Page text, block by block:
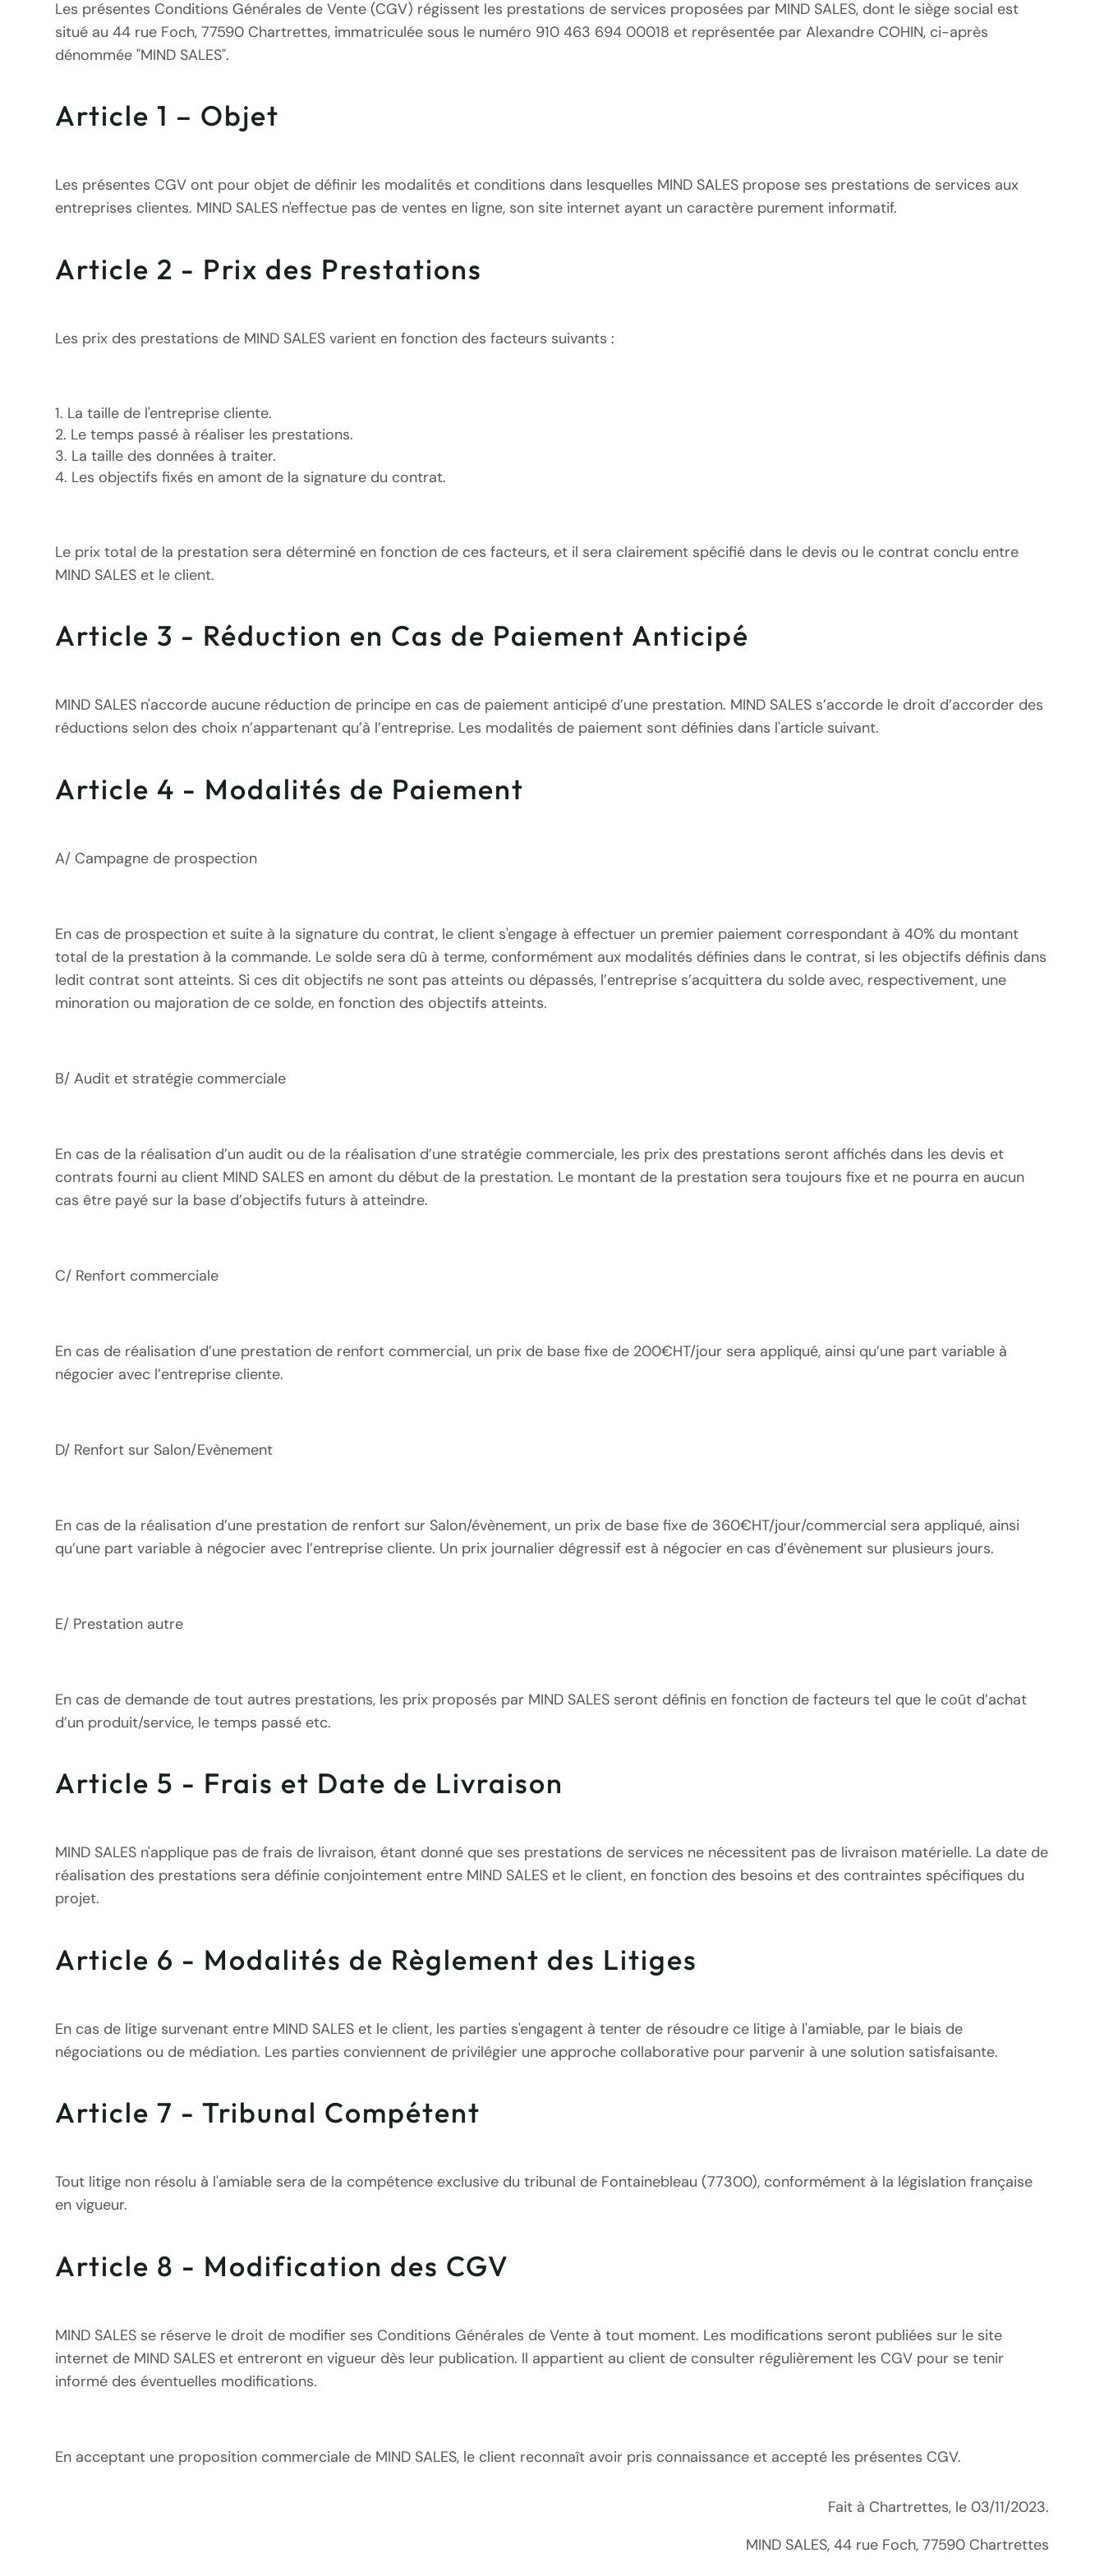
Les présentes Conditions Générales de Vente (CGV) régissent les prestations de services proposées par MIND SALES, dont le siège social est
situé au 44 rue Foch, 77590 Chartrettes, immatriculée sous le numéro 910 463 694 00018 et représentée par Alexandre COHIN, ci-après
dénommée "MIND SALES".
Article 1 – Objet
Les présentes CGV ont pour objet de définir les modalités et conditions dans lesquelles MIND SALES propose ses prestations de services aux
entreprises clientes. MIND SALES n'effectue pas de ventes en ligne, son site internet ayant un caractère purement informatif.
Article 2 - Prix des Prestations
Les prix des prestations de MIND SALES varient en fonction des facteurs suivants :
La taille de l'entreprise cliente.
Le temps passé à réaliser les prestations.
La taille des données à traiter.
Les objectifs fixés en amont de la signature du contrat.
Le prix total de la prestation sera déterminé en fonction de ces facteurs, et il sera clairement spécifié dans le devis ou le contrat conclu entre
MIND SALES et le client.
Article 3 - Réduction en Cas de Paiement Anticipé
MIND SALES n'accorde aucune réduction de principe en cas de paiement anticipé d’une prestation. MIND SALES s’accorde le droit d’accorder des
réductions selon des choix n’appartenant qu’à l’entreprise. Les modalités de paiement sont définies dans l'article suivant.
Article 4 - Modalités de Paiement
A/ Campagne de prospection
En cas de prospection et suite à la signature du contrat, le client s'engage à effectuer un premier paiement correspondant à 40% du montant
total de la prestation à la commande. Le solde sera dû à terme, conformément aux modalités définies dans le contrat, si les objectifs définis dans
ledit contrat sont atteints. Si ces dit objectifs ne sont pas atteints ou dépassés, l’entreprise s’acquittera du solde avec, respectivement, une
minoration ou majoration de ce solde, en fonction des objectifs atteints.
B/ Audit et stratégie commerciale
En cas de la réalisation d’un audit ou de la réalisation d’une stratégie commerciale, les prix des prestations seront affichés dans les devis et
contrats fourni au client MIND SALES en amont du début de la prestation. Le montant de la prestation sera toujours fixe et ne pourra en aucun
cas être payé sur la base d’objectifs futurs à atteindre.
C/ Renfort commerciale
En cas de réalisation d’une prestation de renfort commercial, un prix de base fixe de 200€HT/jour sera appliqué, ainsi qu’une part variable à
négocier avec l’entreprise cliente.
D/ Renfort sur Salon/Evènement
En cas de la réalisation d’une prestation de renfort sur Salon/évènement, un prix de base fixe de 360€HT/jour/commercial sera appliqué, ainsi
qu’une part variable à négocier avec l’entreprise cliente. Un prix journalier dégressif est à négocier en cas d’évènement sur plusieurs jours.
E/ Prestation autre
En cas de demande de tout autres prestations, les prix proposés par MIND SALES seront définis en fonction de facteurs tel que le coût d’achat
d’un produit/service, le temps passé etc.
Article 5 - Frais et Date de Livraison
MIND SALES n'applique pas de frais de livraison, étant donné que ses prestations de services ne nécessitent pas de livraison matérielle. La date de
réalisation des prestations sera définie conjointement entre MIND SALES et le client, en fonction des besoins et des contraintes spécifiques du
projet.
Article 6 - Modalités de Règlement des Litiges
En cas de litige survenant entre MIND SALES et le client, les parties s'engagent à tenter de résoudre ce litige à l'amiable, par le biais de
négociations ou de médiation. Les parties conviennent de privilégier une approche collaborative pour parvenir à une solution satisfaisante.
Article 7 - Tribunal Compétent
Tout litige non résolu à l'amiable sera de la compétence exclusive du tribunal de Fontainebleau (77300), conformément à la législation française
en vigueur.
Article 8 - Modification des CGV
MIND SALES se réserve le droit de modifier ses Conditions Générales de Vente à tout moment. Les modifications seront publiées sur le site
internet de MIND SALES et entreront en vigueur dès leur publication. Il appartient au client de consulter régulièrement les CGV pour se tenir
informé des éventuelles modifications.
En acceptant une proposition commerciale de MIND SALES, le client reconnaît avoir pris connaissance et accepté les présentes CGV.
Fait à Chartrettes, le 03/11/2023.
MIND SALES, 44 rue Foch, 77590 Chartrettes